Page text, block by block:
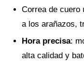
Correa de cuero
a los arañazos,
Hora precisa:
alta calidad y